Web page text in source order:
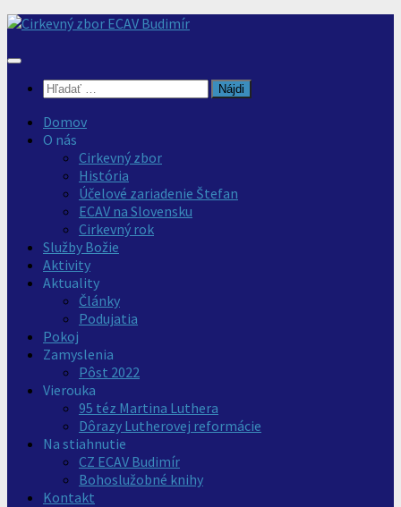
Preskočiť
obsah
Hľadať:
Domov
O nás
Cirkevný zbor
História
Účelové zariadenie Štefan
ECAV na Slovensku
Cirkevný rok
Služby Božie
Aktivity
Aktuality
Články
Podujatia
Pokoj
Zamyslenia
Pôst 2022
Vierouka
95 téz Martina Luthera
Dôrazy Lutherovej reformácie
Na stiahnutie
CZ ECAV Budimír
Bohoslužobné knihy
Kontakt